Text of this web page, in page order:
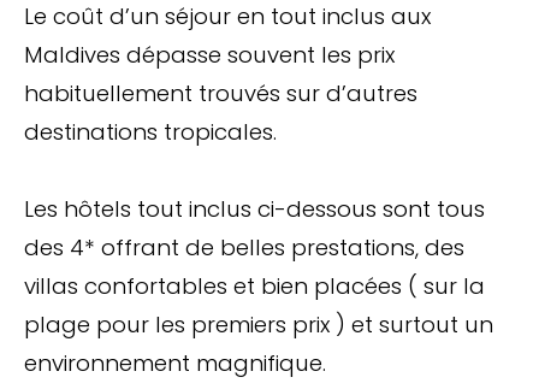
Le coût d’un séjour en tout inclus aux
Maldives dépasse souvent les prix
habituellement trouvés sur d’autres
destinations tropicales.
Les hôtels tout inclus ci-dessous sont tous
des 4* offrant de belles prestations, des
villas confortables et bien placées ( sur la
plage pour les premiers prix ) et surtout un
environnement magnifique.